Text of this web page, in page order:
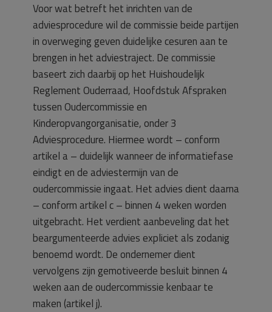
Voor wat betreft het inrichten van de
adviesprocedure wil de commissie beide partijen
in overweging geven duidelijke cesuren aan te
brengen in het adviestraject. De commissie
baseert zich daarbij op het Huishoudelijk
Reglement Ouderraad, Hoofdstuk Afspraken
tussen Oudercommissie en
Kinderopvangorganisatie, onder 3
Adviesprocedure. Hiermee wordt – conform
artikel a – duidelijk wanneer de informatiefase
eindigt en de adviestermijn van de
oudercommissie ingaat. Het advies dient daarna
– conform artikel c – binnen 4 weken worden
uitgebracht. Het verdient aanbeveling dat het
beargumenteerde advies expliciet als zodanig
benoemd wordt. De ondernemer dient
vervolgens zijn gemotiveerde besluit binnen 4
weken aan de oudercommissie kenbaar te
maken (artikel j).